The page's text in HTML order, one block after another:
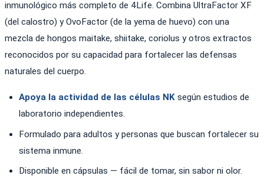
inmunológico más completo de 4Life. Combina UltraFactor XF
(del calostro) y OvoFactor (de la yema de huevo) con una
mezcla de hongos maitake, shiitake, coriolus y otros extractos
reconocidos por su capacidad para fortalecer las defensas
naturales del cuerpo.
Apoya la actividad de las células NK según estudios de
laboratorio independientes.
Formulado para adultos y personas que buscan fortalecer su
sistema inmune.
Disponible en cápsulas — fácil de tomar, sin sabor ni olor.